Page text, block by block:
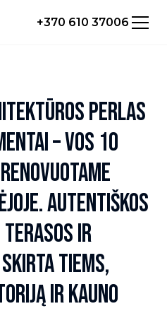
+370 610 37006
PERLAS
– VOS 10
AUTENTIŠKOS
IR
TIEMS,
IR KAUNO